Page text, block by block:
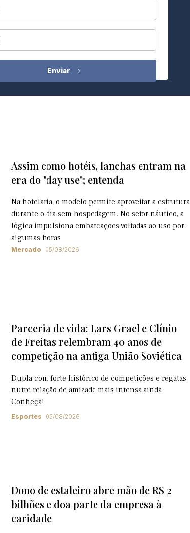
Assim como hotéis, lanchas entram na
era do "day use"; entenda
Na hotelaria, o modelo permite aproveitar a estrutura
durante o dia sem hospedagem. No setor náutico, a
lógica impulsiona embarcações voltadas ao uso por
algumas horas
Mercado 05/08/2026
Parceria de vida: Lars Grael e Clínio
de Freitas relembram 40 anos de
competição na antiga União Soviética
Dupla com forte histórico de competições e regatas
nutre relação de amizade mais intensa ainda.
Conheça!
Esportes 05/08/2026
Dono de estaleiro abre mão de R$ 2
bilhões e doa parte da empresa à
caridade